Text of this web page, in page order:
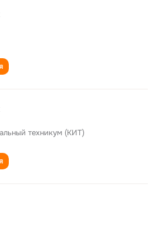
техникум (КИТ)